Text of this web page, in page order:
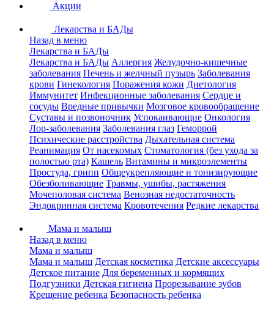
Акции
Лекарства и БАДы
Назад в меню
Лекарства и БАДы
Лекарства и БАДы Аллергия Желудочно-кишечные
заболевания Печень и желчный пузырь Заболевания
крови Гинекология Поражения кожи Диетология
Иммунитет Инфекционные заболевания Сердце и
сосуды Вредные привычки Мозговое кровообращение
Суставы и позвоночник Успокаивающие Онкология
Лор-заболевания Заболевания глаз Геморрой
Психические расстройства Дыхательная система
Реанимация От насекомых Стоматология (без ухода за
полостью рта) Кашель Витамины и микроэлементы
Простуда, грипп Общеукрепляющие и тонизирующие
Обезболивающие Травмы, ушибы, растяжения
Мочеполовая система Венозная недостаточность
Эндокринная система Кровотечения Редкие лекарства
Мама и малыш
Назад в меню
Мама и малыш
Мама и малыш Детская косметика Детские аксессуары
Детское питание Для беременных и кормящих
Подгузники Детская гигиена Прорезывание зубов
Крещение ребенка Безопасность ребенка